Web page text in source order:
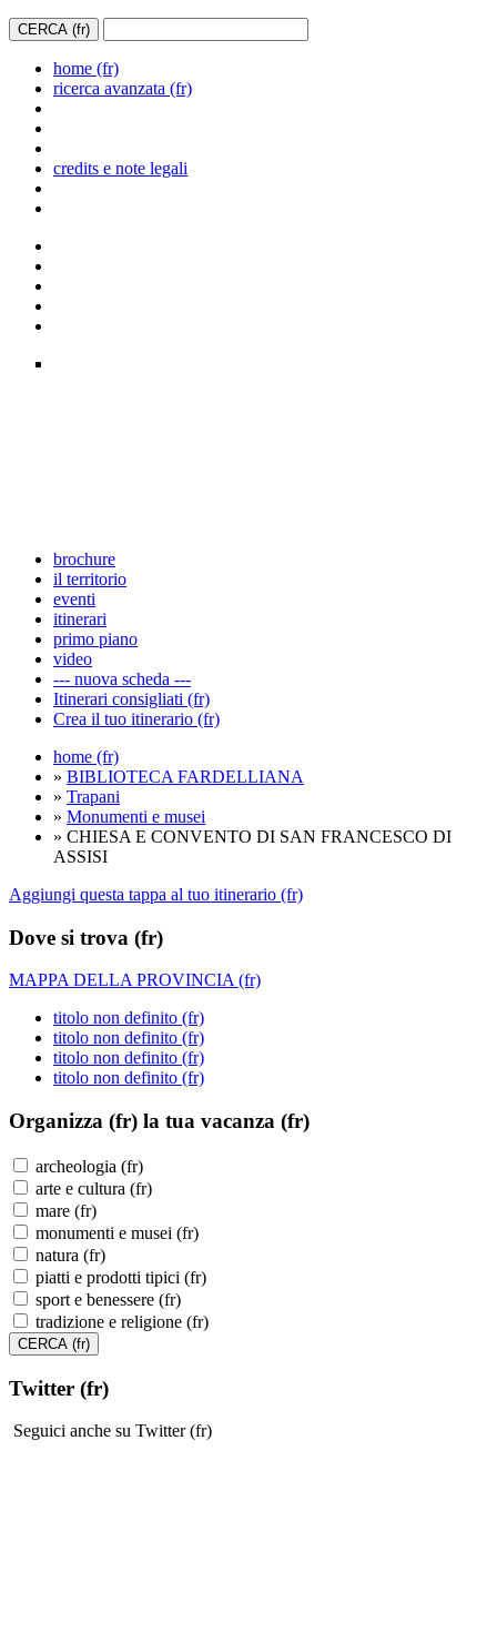
home (fr)
ricerca avanzata (fr)
credits e note legali
brochure
il territorio
eventi
itinerari
primo piano
video
--- nuova scheda ---
Itinerari consigliati (fr)
Crea il tuo itinerario (fr)
home (fr)
» BIBLIOTECA FARDELLIANA
» Trapani
» Monumenti e musei
» CHIESA E CONVENTO DI SAN FRANCESCO DI
ASSISI
Aggiungi questa tappa al tuo itinerario (fr)
Dove si trova (fr)
MAPPA DELLA PROVINCIA (fr)
titolo non definito (fr)
titolo non definito (fr)
titolo non definito (fr)
titolo non definito (fr)
Organizza (fr) la tua vacanza (fr)
archeologia (fr)
arte e cultura (fr)
mare (fr)
monumenti e musei (fr)
natura (fr)
piatti e prodotti tipici (fr)
sport e benessere (fr)
tradizione e religione (fr)
Twitter (fr)
Seguici anche su Twitter (fr)